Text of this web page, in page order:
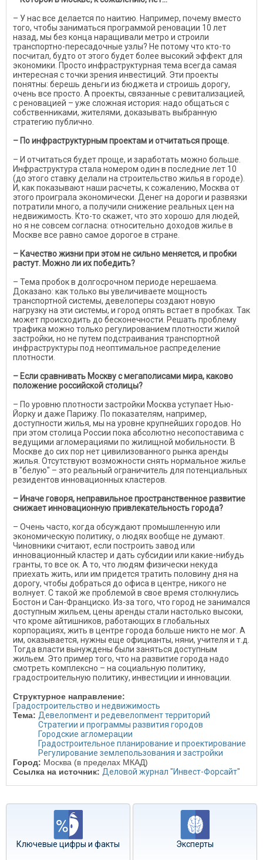
– У нас все делается по наитию. Например, почему вместо
того, чтобы заниматься программой реновации 10 лет
назад, мы без конца наращивали метро и строили
транспортно-пересадочные узлы? Не потому что кто-то
посчитал, будто от этого будет более высокий эффект для
экономики. Просто инфраструктурная тема всегда самая
интересная с точки зрения инвестиций. Эти проекты
понятны: берешь деньги из бюджета и строишь дорогу,
очень все просто. А проекты, связанные с ревитализацией,
с реновацией – уже сложная история: надо общаться с
собственниками, жителями, доказывать выбранную
стратегию публично.
– По инфраструктурным проектам и отчитаться проще.
– И отчитаться будет проще, и заработать можно больше.
Инфраструктура стала номером один в последние лет 10
(до этого ставку делали на строительство жилья в городе).
И, как показывают наши расчеты, к сожалению, Москва от
этого проиграла экономически. Денег на дороги и развязки
потратили много, а получили снижение реальных цен на
недвижимость. Кто-то скажет, что это хорошо для людей,
но я не совсем согласна: относительно доходов жилье в
Москве все равно самое дорогое в стране.
– Качество жизни при этом не сильно меняется, и пробки
растут. Можно ли их победить?
– Тема пробок в долгосрочном периоде нерешаема.
Доказано: как только вы увеличиваете мощность
транспортной системы, девелоперы создают новую
нагрузку на эти системы, и город опять встает в пробках. Так
может происходить до бесконечности. Решать проблему
трафика можно только регулированием плотности жилой
застройки, но не путем подстраивания транспортной
инфраструктуры под неоптимальное распределение
плотности.
– Если сравнивать Москву с мегаполисами мира, каково
положение российской столицы?
– По уровню плотности застройки Москва уступает Нью-
Йорку и даже Парижу. По показателям, например,
доступности жилья, мы на уровне крупнейших городов. Но
при этом столица России пока абсолютно несопоставима с
ведущими агломерациями по жилищной мобильности. В
Москве до сих пор нет цивилизованного рынка аренды
жилья. Отсутствуют возможности снять нормальное жилье
в "белую" – это реальный ограничитель для потенциальных
резидентов инновационных кластеров.
– Иначе говоря, неправильное пространственное развитие
снижает инновационную привлекательность города?
– Очень часто, когда обсуждают промышленную или
экономическую политику, о людях вообще не думают.
Чиновники считают, если построить завод или
инновационный кластер и дать субсидии или какие-нибудь
гранты, то все ок. А то, что людям физически некуда
приехать жить, или им придется тратить половину дня на
дорогу, чтобы добраться до офиса в центре, никого не
волнует. С такой же проблемой в свое время столкнулись
Бостон и Сан-Франциско. Из-за того, что город не занимался
доступным жильем, цены аренды стали настолько высоки,
что кроме айтишников, работающих в глобальных
корпорациях, жить в центре города больше никто не мог. А
им, оказывается, нужны еще официанты, няни, учителя и т.д.
Тогда власти вынуждены были заняться доступным
жильем. Это пример того, что на развитие города надо
смотреть комплексно – на социальную политику,
градостроительную политику, инвестиции и инновации.
Структурное направление:
Градостроительство и недвижимость
Тема: Девелопмент и редевелопмент территорий
Стратегии и программы развития городов
Городские агломерации
Градостроительное планирование и проектирование
Регулирование землепользования и застройки
Город: Москва (в пределах МКАД)
Ссылка на источник: Деловой журнал "Инвест-Форсайт"
Ключевые цифры и факты Эксперты